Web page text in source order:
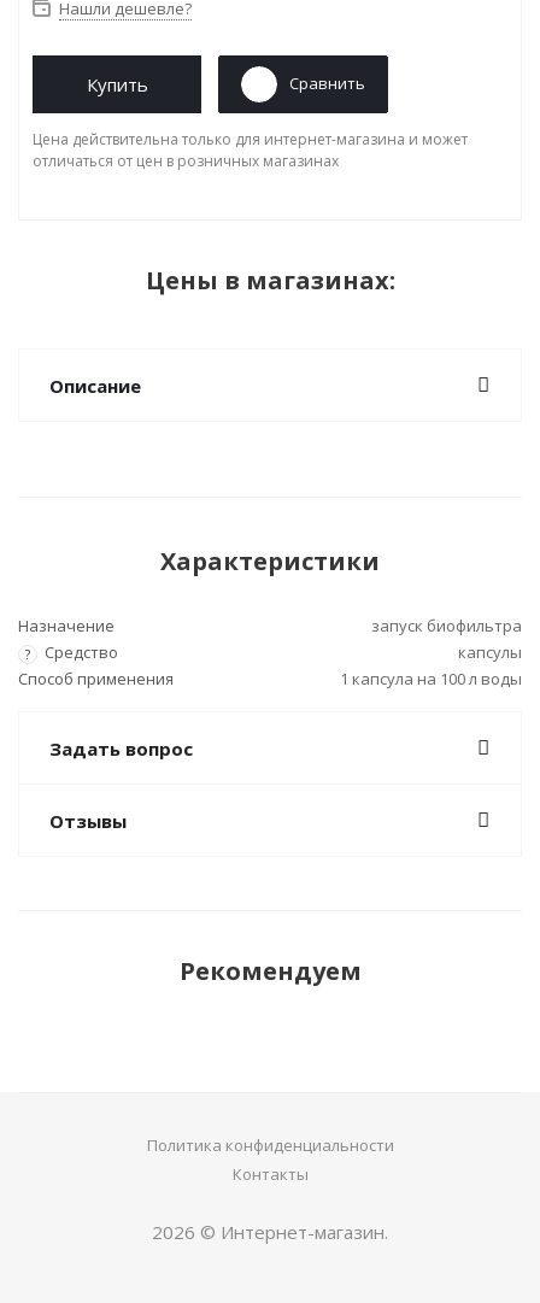
Нашли дешевле?
Купить Сравнить
Цена действительна только для интернет-магазина и может
отличаться от цен в розничных магазинах
Цены в магазинах:
Описание
Характеристики
Назначение запуск биофильтра
? Средство
капсулы
Способ применения
1 капсула на 100 л воды
Задать вопрос
Отзывы
Рекомендуем
Политика конфиденциальности
Контакты
2026 © Интернет-магазин.